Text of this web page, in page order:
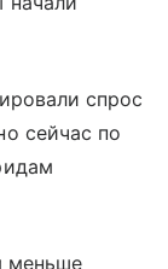
спрос
сейчас по
меньше